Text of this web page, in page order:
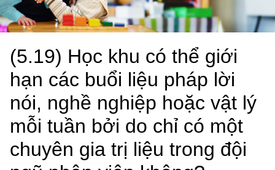
(5.19) Học khu có thể giới
hạn các buổi liệu pháp lời
nói, nghề nghiệp hoặc vật lý
mỗi tuần bởi do chỉ có một
chuyên gia trị liệu trong đội